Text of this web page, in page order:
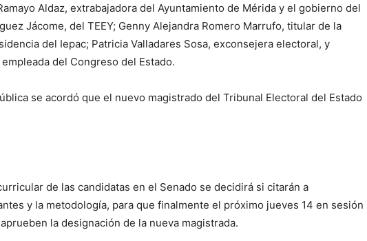
Aldaz, extrabajadora del Ayuntamiento de Mérida y el gobierno del
Jácome, del TEEY; Genny Alejandra Romero Marrufo, titular de la
del Iepac; Patricia Valladares Sosa, exconsejera electoral, y
del Congreso del Estado.
se acordó que el nuevo magistrado del Tribunal Electoral del Estado
de las candidatas en el Senado se decidirá si citarán a
y la metodología, para que finalmente el próximo jueves 14 en sesión
la designación de la nueva magistrada.